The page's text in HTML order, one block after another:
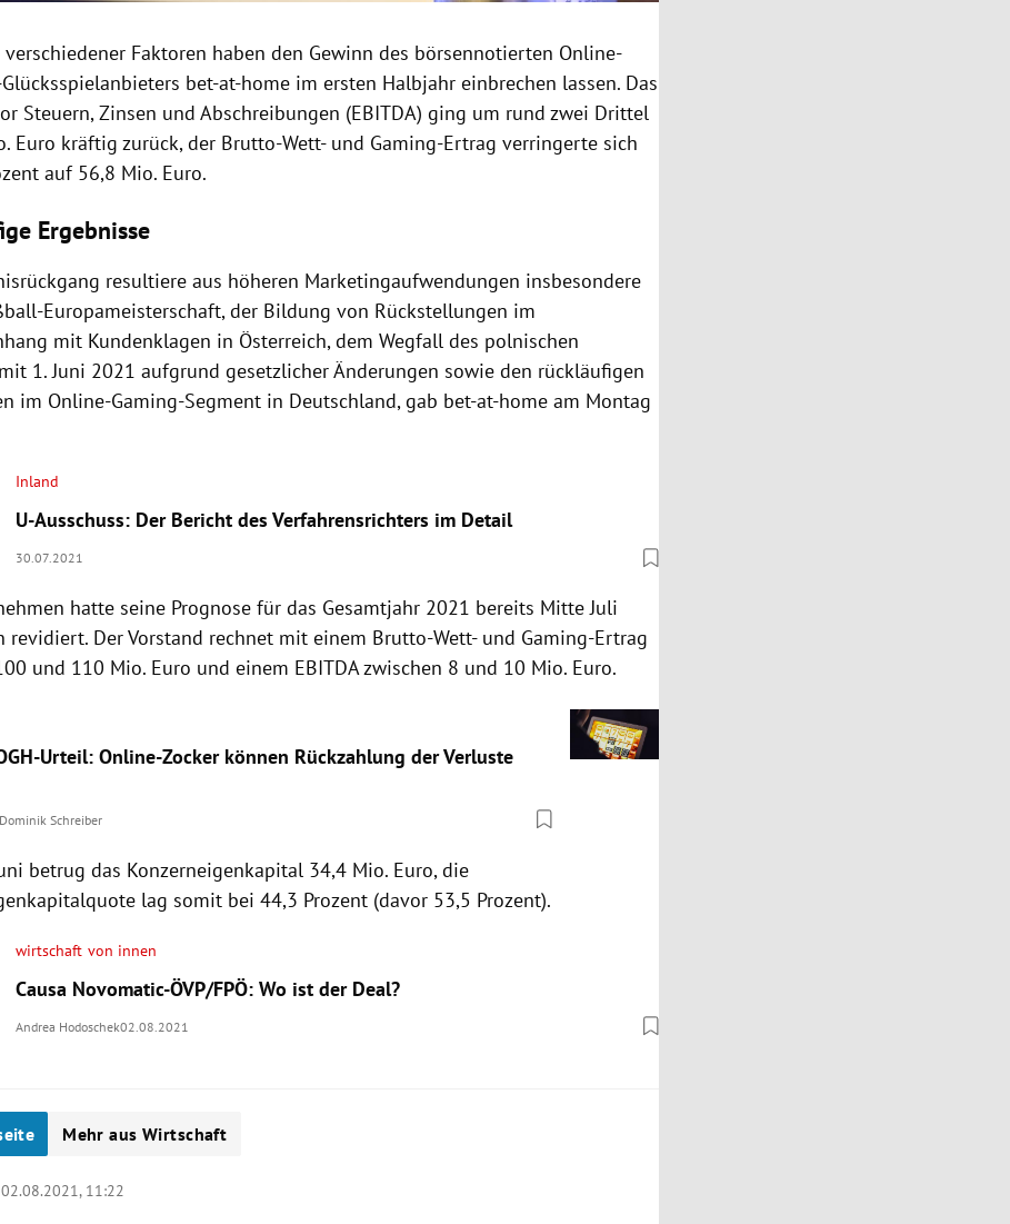
verschiedener Faktoren haben den Gewinn des börsennotierten Online-
bet-at-home im ersten Halbjahr einbrechen lassen. Das
Steuern, Zinsen und Abschreibungen (EBITDA) ging um rund zwei Drittel
Euro kräftig zurück, der Brutto-Wett- und Gaming-Ertrag verringerte sich
auf 56,8 Mio. Euro.
Ergebnisse
resultiere aus höheren Marketingaufwendungen insbesondere
Europameisterschaft, der Bildung von Rückstellungen im
mit Kundenklagen in Österreich, dem Wegfall des polnischen
1. Juni 2021 aufgrund gesetzlicher Änderungen sowie den rückläufigen
im Online-Gaming-Segment in Deutschland, gab bet-at-home am Montag
Inland
U-Ausschuss: Der Bericht des Verfahrensrichters im Detail
30.07.2021
hatte seine Prognose für das Gesamtjahr 2021 bereits Mitte Juli
revidiert. Der Vorstand rechnet mit einem Brutto-Wett- und Gaming-Ertrag
und 110 Mio. Euro und einem EBITDA zwischen 8 und 10 Mio. Euro.
Urteil: Online-Zocker können Rückzahlung der Verluste
Dominik Schreiber
betrug das Konzerneigenkapital 34,4 Mio. Euro, die
lag somit bei 44,3 Prozent (davor 53,5 Prozent).
wirtschaft von innen
Causa Novomatic-ÖVP/FPÖ: Wo ist der Deal?
Andrea Hodoschek02.08.2021
Mehr aus Wirtschaft
02.08.2021, 11:22